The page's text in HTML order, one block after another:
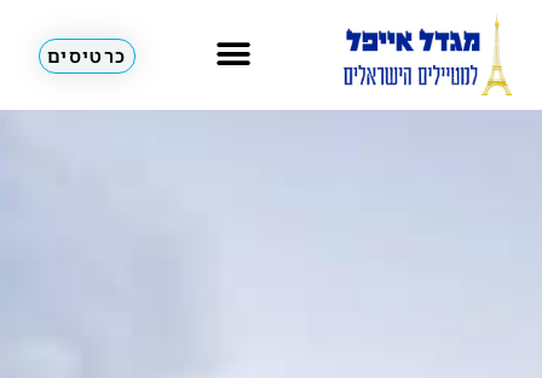
כרטיסים